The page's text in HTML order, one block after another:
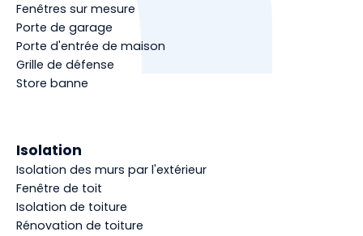
Fenêtres sur mesure
Porte de garage
Porte d'entrée de maison
Grille de défense
Store banne
Isolation
Isolation des murs par l'extérieur
Fenêtre de toit
Isolation de toiture
Rénovation de toiture